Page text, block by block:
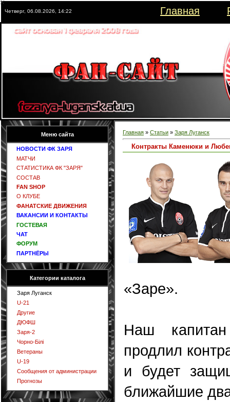
Четверг, 06.08.2026, 14:22 Главная
Меню сайта
НОВОСТИ ФК ЗАРЯ
МАТЧИ
СТАТИСТИКА ФК "ЗАРЯ"
СОСТАВ
FAN SHOP
О КЛУБЕ
ФАНАТСКИЕ ДВИЖЕНИЯ
ВАКАНСИИ И КОНТАКТЫ
ГОСТЕВАЯ
ЧАТ
ФОРУМ
ПАРТНЁРЫ
Категории каталога
Заря Луганск
U-21
Другие
ДЮФШ
Заря-2
Чорно-Білі
Ветераны
U-19
Сообщения от администрации
Прогнозы
Главная » Статьи » Заря Луганск
Контракты Каменюки и
«Заре».
Наш
продлил
и будет
ближайшие